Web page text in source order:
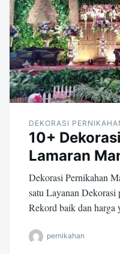
DEKORASI
10+
Lamaran
Dekorasi Pernikahan
satu Layanan Dekorasi
Rekord baik dan
pernikahan